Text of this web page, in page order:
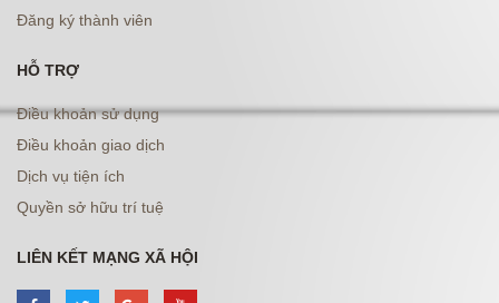
Đăng ký thành viên
HỖ TRỢ
Điều khoản sử dụng
Điều khoản giao dịch
Dịch vụ tiện ích
Quyền sở hữu trí tuệ
LIÊN KẾT MẠNG XÃ HỘI